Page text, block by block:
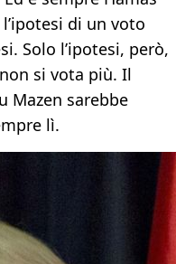
di un voto
Solo l’ipotesi, però,
si vota più. Il
Mazen sarebbe
lì.